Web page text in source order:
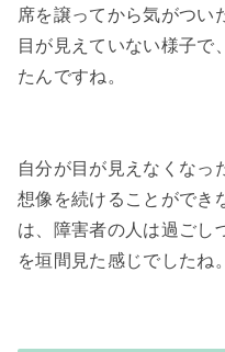
席を譲ってから気がつい
目が見えていない様子で
たんですね。
自分が目が見えなくなっ
想像を続けることができ
は、障害者の人は過ごし
を垣間見た感じでしたね。